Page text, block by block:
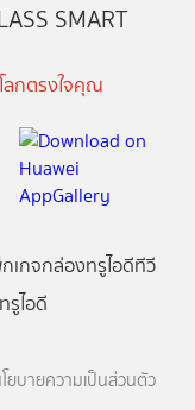
SMART
ลกตรงใจคุณ
เกจกล่องทรูไอดีทีวี
รูไอดี
ยบายความเป็นส่วนตัว